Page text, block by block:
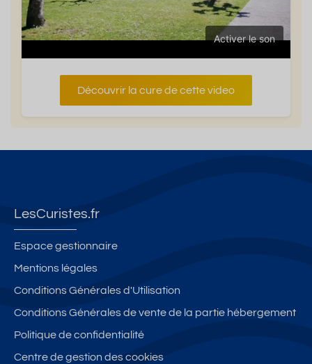
Activer le son
Découvrir la cure de cette video
LesCuristes.fr
Espace gestionnaire
Mentions légales
Conditions Générales d'Utilisation
Conditions Générales de vente de la partie hébergement
Politique de confidentialité
Centre de gestion des cookies